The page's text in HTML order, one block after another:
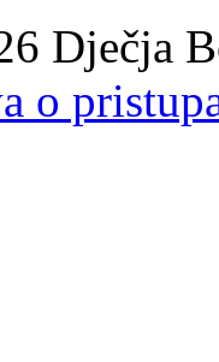
Dječja
o